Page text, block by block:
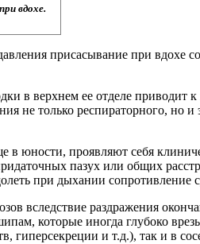
вдохе.
присасывание при вдохе
в верхнем ее отделе
не только респираторного, но
в юности, проявляют себя
пазух или общих
при дыхании
вследствие раздражения
которые иногда глубоко
гиперсекреции и т.д.), так и в